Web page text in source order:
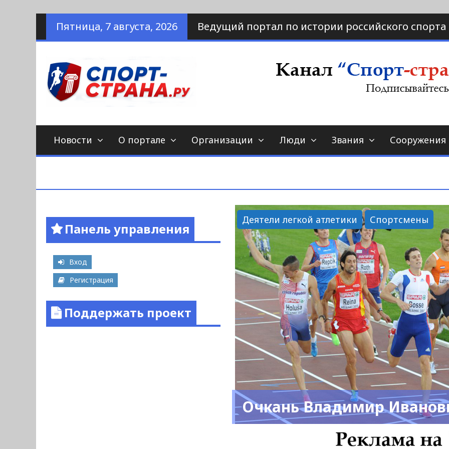
НаверхПятница, 7 августа, 2026 Ведущий портал по истории российского спорта
Спорт-страна.ру
портал по истории спорта
Новости О портале Организации Люди Звания Сооружения
Деятели легкой атлетики Спортсмены
Очкань Владимир
Панель управления
Вход
Регистрация
Поддержать проект